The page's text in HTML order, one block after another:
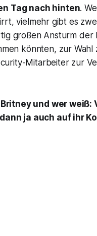
Tag nach hinten.
vielmehr gibt es
großen Ansturm der
könnten, zur Wahl
Mitarbeiter zur
und wer
ja auch auf ihr